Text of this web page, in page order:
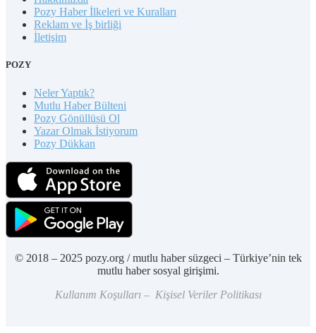
Pozy Haber İlkeleri ve Kuralları
Reklam ve İş birliği
İletişim
POZY
Neler Yaptık?
Mutlu Haber Bülteni
Pozy Gönüllüsü Ol
Yazar Olmak İstiyorum
Pozy Dükkan
© 2018 – 2025 pozy.org / mutlu haber süzgeci – Türkiye’nin tek
mutlu haber sosyal girişimi.
Kullanım Koşulları – Kişisel Veriler Politikası